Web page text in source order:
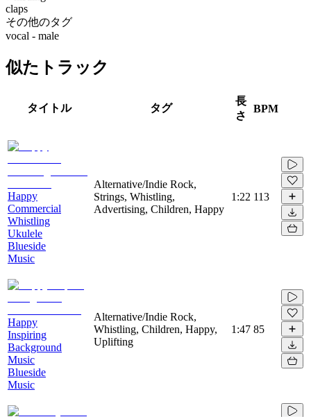
claps
その他のタグ
vocal - male
似たトラック
タイトル タグ
長
さ
BPM
Happy
Commercial
Whistling
Ukulele
Blueside
Music
Alternative/Indie Rock,
Strings, Whistling,
Advertising, Children, Happy
1:22 113
Happy
Inspiring
Background
Music
Blueside
Music
Alternative/Indie Rock,
Whistling, Children, Happy,
Uplifting
1:47 85